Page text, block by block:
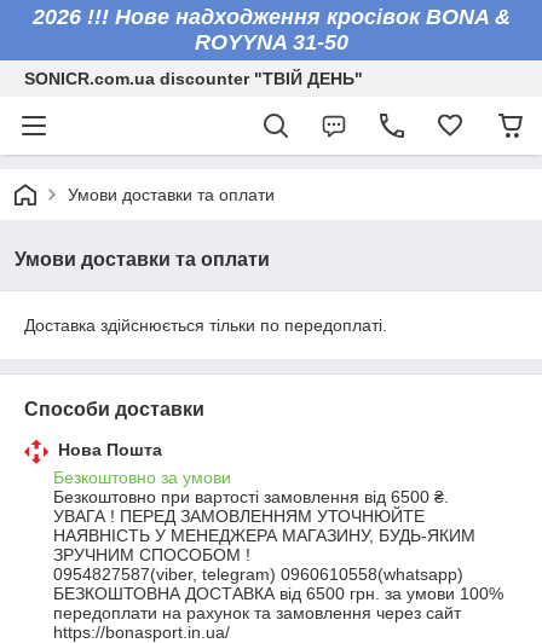
2026 !!! Нове надходження кросівок BONA &
ROYYNA 31-50
SONICR.com.ua discounter "ТВІЙ ДЕНЬ"
Умови доставки та оплати
Умови доставки та оплати
Доставка здійснюється тільки по передоплаті.
Способи доставки
Нова Пошта
Безкоштовно за умови
Безкоштовно при вартості замовлення від 6500 ₴.
УВАГА ! ПЕРЕД ЗАМОВЛЕННЯМ УТОЧНЮЙТЕ
НАЯВНІСТЬ У МЕНЕДЖЕРА МАГАЗИНУ, БУДЬ-ЯКИМ
ЗРУЧНИМ СПОСОБОМ !
0954827587(viber, telegram) 0960610558(whatsapp)
БЕЗКОШТОВНА ДОСТАВКА від 6500 грн. за умови 100%
передоплати на рахунок та замовлення через сайт
https://bonasport.in.ua/